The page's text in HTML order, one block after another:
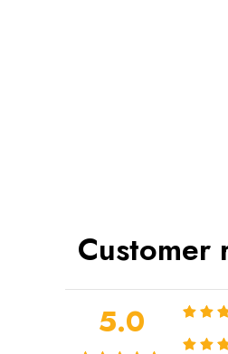
Customer
5.0